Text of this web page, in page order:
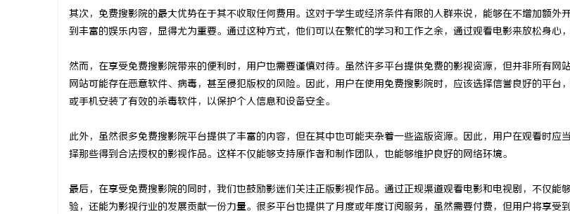
其次，免费搜影院的最大优势在于其不收取任何费用。这对于学生或经济条件有限的人群来说，能够在不增加额外
到丰富的娱乐内容，显得尤为重要。通过这种方式，他们可以在繁忙的学习和工作之余，通过观看电影来放松身心，
然而，在享受免费搜影院带来的便利时，用户也需要谨慎对待。虽然许多平台提供免费的影视资源，但并非所有网
网站可能存在恶意软件、病毒，甚至侵犯版权的风险。因此，用户在使用免费搜影院时，应该选择信誉良好的平台
或手机安装了有效的杀毒软件，以保护个人信息和设备安全。
此外，虽然很多免费搜影院平台提供了丰富的内容，但在其中也可能夹杂着一些盗版资源。因此，用户在观看时应
择那些得到合法授权的影视作品。这样不仅能够支持原作者和制作团队，也能够维护良好的网络环境。
最后，在享受免费搜影院的同时，我们也鼓励影迷们关注正版影视作品。通过正规渠道观看电影和电视剧，不仅能
验，还能为影视行业的发展贡献一份力量。很多平台也提供了月度或年度订阅服务，虽然需要付费，但用户将享受
开店最怕“搜不到”为什么隔壁店铺没花钱， 揭秘！专业充电桩项